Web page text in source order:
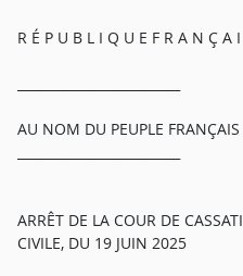
R É P U B L I Q U E F R A N Ç A I
AU NOM DU PEUPLE FRANÇAIS
ARRÊT DE LA COUR DE
CIVILE, DU 19 JUIN 2025